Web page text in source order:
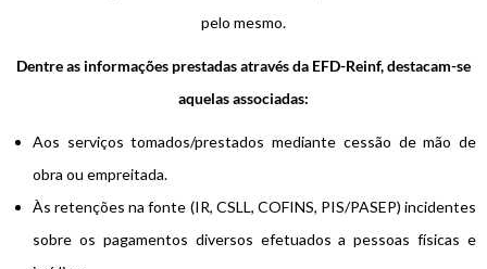
pelo mesmo.
Dentre as informações prestadas através da EFD-Reinf, destacam-se
aquelas associadas:
Aos serviços tomados/prestados mediante cessão de mão de
obra ou empreitada.
Às retenções na fonte (IR, CSLL, COFINS, PIS/PASEP) incidentes
sobre os pagamentos diversos efetuados a pessoas físicas e